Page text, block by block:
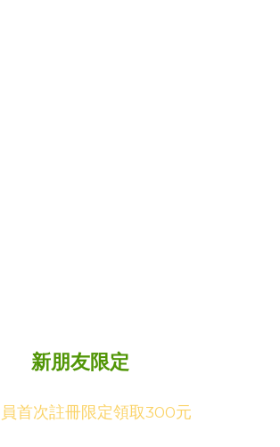
新朋友限定
首次註冊限定領取300元